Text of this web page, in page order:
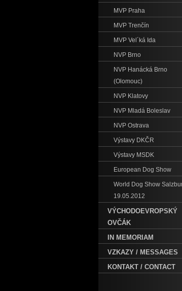
MVP Praha
MVP Trenčín
MVP Vel´ká Ida
NVP Brno
NVP Hanácká Brno
(Olomouc)
NVP Klatovy
NVP Mladá Boleslav
NVP Ostrava
Výstavy DKČR
Výstavy MSDK
European Dog Show
World Dog Show
19.05.2012
VÝCHODOEVROPSKÝ
OVČÁK
IN MEMORIAM
VZKAZY / MESSAGES
KONTAKT / CONTACT